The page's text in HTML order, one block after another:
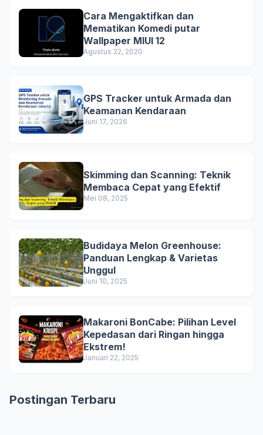
Cara Mengaktifkan dan
Mematikan Komedi putar
Wallpaper MIUI 12
Agustus 22, 2020
GPS Tracker untuk Armada dan
Keamanan Kendaraan
Juni 17, 2026
Skimming dan Scanning: Teknik
Membaca Cepat yang Efektif
Mei 08, 2025
Budidaya Melon Greenhouse:
Panduan Lengkap & Varietas
Unggul
Juni 10, 2025
Makaroni BonCabe: Pilihan Level
Kepedasan dari Ringan hingga
Ekstrem!
Januari 22, 2025
Postingan Terbaru